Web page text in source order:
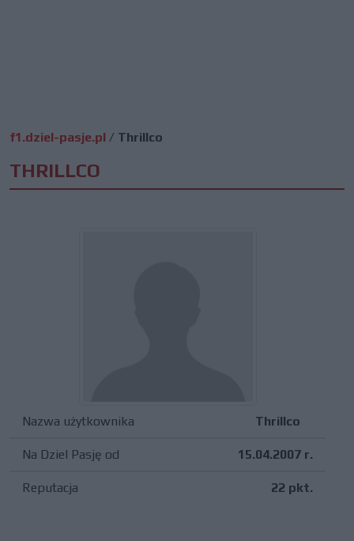
f1.dziel-pasje.pl / Thrillco
THRILLCO
Nazwa użytkownika Thrillco
Na Dziel Pasję od 15.04.2007 r.
Reputacja 22 pkt.